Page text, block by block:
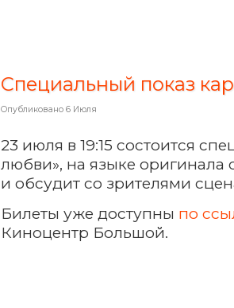
Специальный показ
Опубликовано 6 Июля
23 июля в 19:15 состоится
любви», на языке оригинала
и обсудит со зрителями
Билеты уже доступны по
Киноцентр Большой.